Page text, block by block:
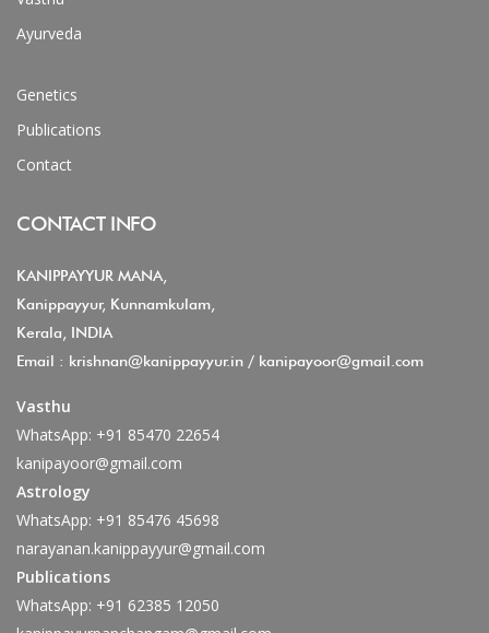
Ayurveda
Genetics
Publications
Contact
CONTACT INFO
KANIPPAYYUR MANA,
Kanippayyur, Kunnamkulam,
Kerala, INDIA
Email : krishnan@kanippayyur.in / kanipayoor@gmail.com
Vasthu
WhatsApp: +91 85470 22654
kanipayoor@gmail.com
Astrology
WhatsApp: +91 85476 45698
narayanan.kanippayyur@gmail.com
Publications
WhatsApp: +91 62385 12050